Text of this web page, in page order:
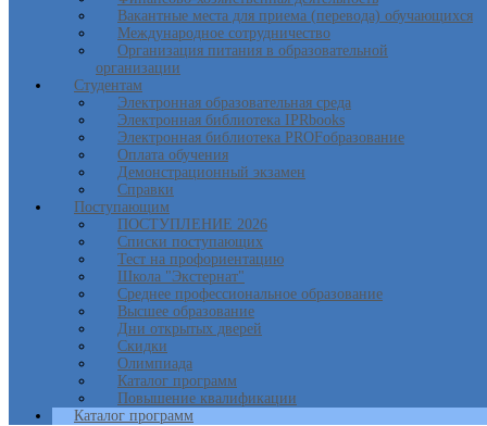
Вакантные места для приема (перевода) обучающихся
Международное сотрудничество
Организация питания в образовательной
организации
Студентам
Электронная образовательная среда
Электронная библиотека IPRbooks
Электронная библиотека PROFобразование
Оплата обучения
Демонстрационный экзамен
Справки
Поступающим
ПОСТУПЛЕНИЕ 2026
Списки поступающих
Тест на профориентацию
Школа "Экстернат"
Среднее профессиональное образование
Высшее образование
Дни открытых дверей
Скидки
Олимпиада
Каталог программ
Повышение квалификации
Каталог программ